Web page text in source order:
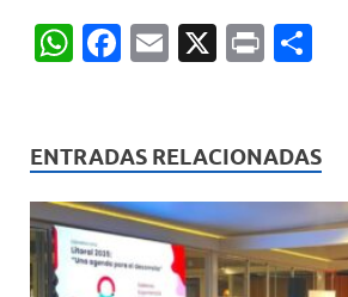
W
s
A
p
p
F
b
o
o
k
E
X
P
p
ar
ti
r
ENTRADAS RELACIONADAS